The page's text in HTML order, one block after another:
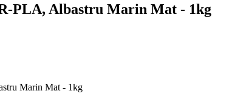
PLA, Albastru Marin Mat - 1kg